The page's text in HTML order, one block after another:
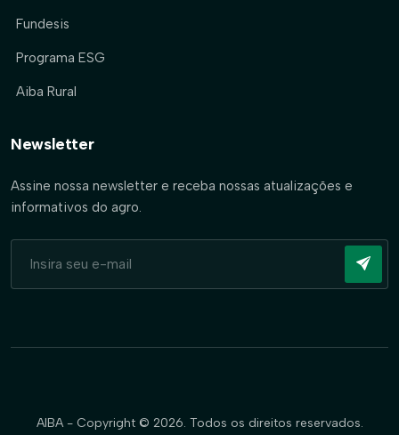
Fundesis
Programa ESG
Aiba Rural
Newsletter
Assine nossa newsletter e receba nossas atualizações e
informativos do agro.
AIBA - Copyright © 2026. Todos os direitos reservados.